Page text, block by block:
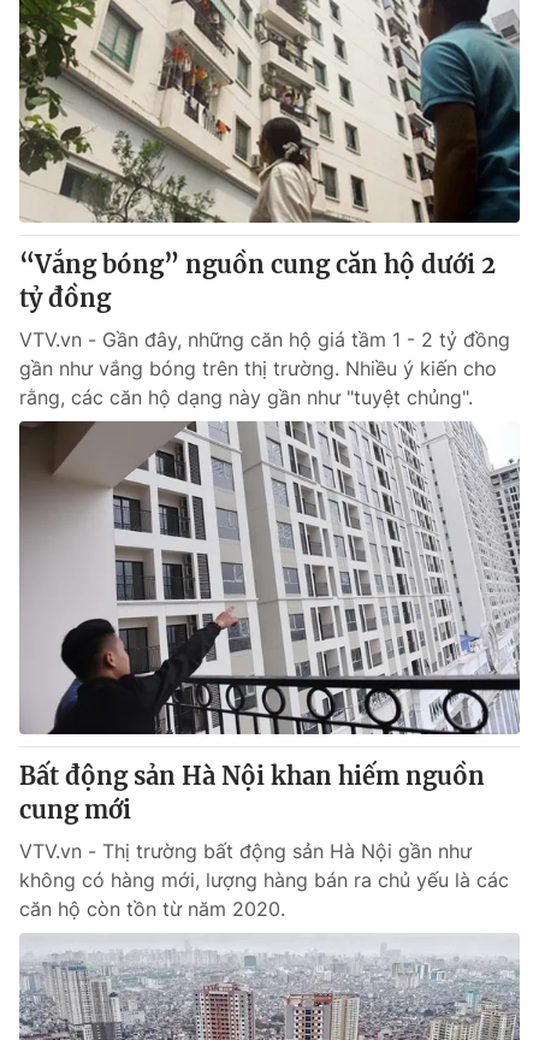
“Vắng bóng” nguồn cung căn hộ dưới 2
tỷ đồng
VTV.vn - Gần đây, những căn hộ giá tầm 1 - 2 tỷ đồng
gần như vắng bóng trên thị trường. Nhiều ý kiến cho
rằng, các căn hộ dạng này gần như "tuyệt chủng".
Bất động sản Hà Nội khan hiếm nguồn
cung mới
VTV.vn - Thị trường bất động sản Hà Nội gần như
không có hàng mới, lượng hàng bán ra chủ yếu là các
căn hộ còn tồn từ năm 2020.